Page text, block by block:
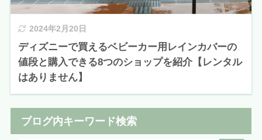
2024年2月20日
ディズニーで買えるベビーカー用レインカバーの
値段と購入できる8つのショップを紹介【レンタル
はありません】
ブログ内キーワード検索